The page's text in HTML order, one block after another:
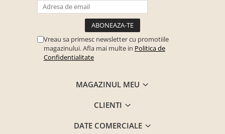
80 cm 800 mm
33 cm 330 mm
16 mm 1.6 cm
Vreau sa primesc newsletter cu promotiile
magazinului. Afla mai multe in Politica de
Confidentialitate
MAGAZINUL MEU
CLIENTI
DATE COMERCIALE